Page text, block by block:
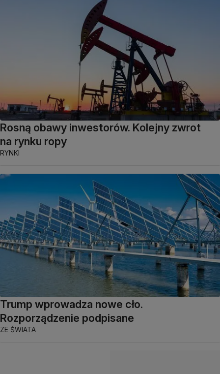
Rosną obawy inwestorów. Kolejny zwrot
na rynku ropy
RYNKI
Trump wprowadza nowe cło.
Rozporządzenie podpisane
ZE ŚWIATA